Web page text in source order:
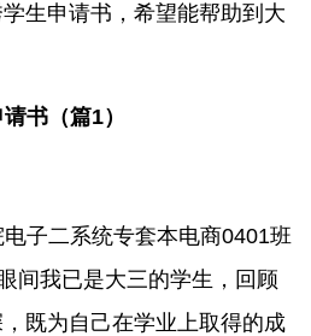
生申请书，希望能帮助到大
书（篇1）
子二系统专套本电商0401班
间我已是大三的学生，回顾
既为自己在学业上取得的成